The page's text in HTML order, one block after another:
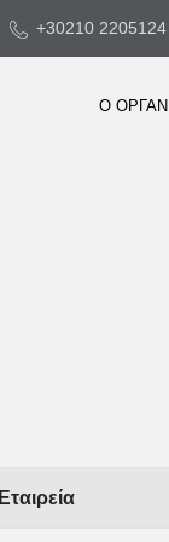
+30210 2205124
Ο
Εταιρεία